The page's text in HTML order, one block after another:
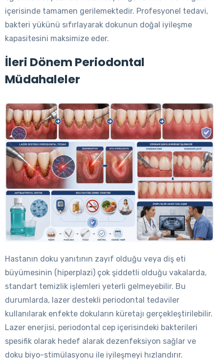
içerisinde tamamen gerilemektedir. Profesyonel tedavi,
bakteri yükünü sıfırlayarak dokunun doğal iyileşme
kapasitesini maksimize eder.
İleri Dönem Periodontal
Müdahaleler
Hastanın doku yanıtının zayıf olduğu veya diş eti
büyümesinin (hiperplazi) çok şiddetli olduğu vakalarda,
standart temizlik işlemleri yeterli gelmeyebilir. Bu
durumlarda, lazer destekli periodontal tedaviler
kullanılarak enfekte dokuların küretajı gerçekleştirilebilir.
Lazer enerjisi, periodontal cep içerisindeki bakterileri
spesifik olarak hedef alarak dezenfeksiyon sağlar ve
doku biyo-stimülasyonu ile iyileşmeyi hızlandırır.